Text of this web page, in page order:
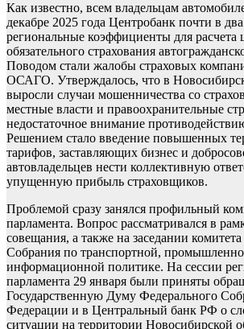
Как известно, всем владельцам
декабре 2025 года Центробанк почти в
региональные коэффициенты для расчета
обязательного страхования
Поводом стали жалобы страховых
ОСАГО. Утверждалось, что в
выросли случаи мошенничества со
местные власти и правоохранительные
недостаточное внимание
Решением стало введение повышенных
тарифов, заставляющих бизнес и
автовладельцев нести коллективную
упущенную прибыль страховщиков.
Проблемой сразу занялся профильный
парламента. Вопрос рассматривался в
совещания, а также на заседании
Собрания по транспортной,
информационной политике. На сессии
парламента 29 января были приняты
Государственную Думу Федерального
Федерации и в Центральный банк РФ о
ситуации на территории Новосибирской